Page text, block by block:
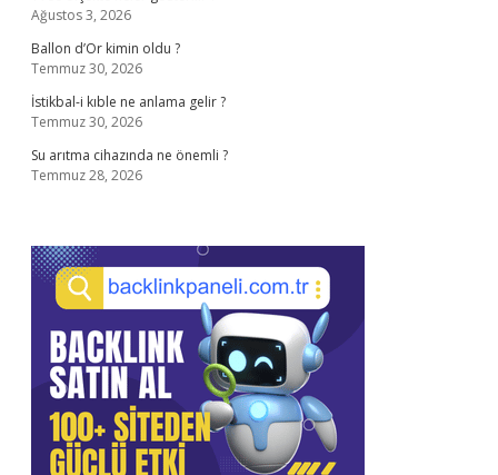
Ağustos 3, 2026
Ballon d’Or kimin oldu ?
Temmuz 30, 2026
İstikbal-i kıble ne anlama gelir ?
Temmuz 30, 2026
Su arıtma cihazında ne önemli ?
Temmuz 28, 2026